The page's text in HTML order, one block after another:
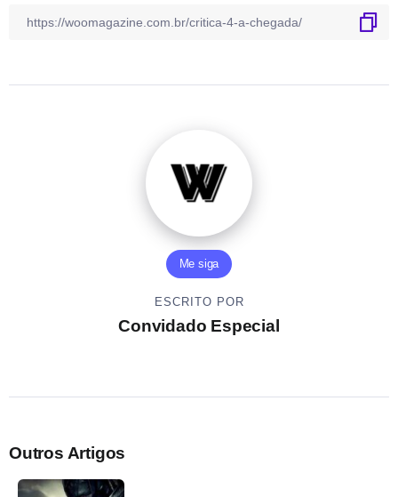
Me siga
ESCRITO POR
Convidado Especial
Outros Artigos